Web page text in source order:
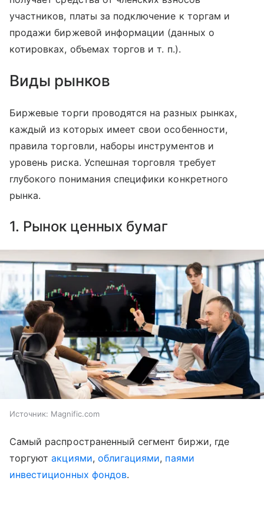
участников, платы за подключение к торгам и
продажи биржевой информации (данных о
котировках, объемах торгов и т. п.).
Виды рынков
Биржевые торги проводятся на разных рынках,
каждый из которых имеет свои особенности,
правила торговли, наборы инструментов и
уровень риска. Успешная торговля требует
глубокого понимания специфики конкретного
рынка.
1. Рынок ценных бумаг
Источник: Magnific.com
Самый распространенный сегмент биржи, где
торгуютакциями, облигациями, паями
инвестиционных фондов.